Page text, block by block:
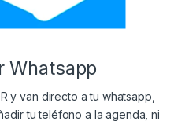
Whatsapp
y van directo a tu whatsapp,
tu teléfono a la agenda, ni